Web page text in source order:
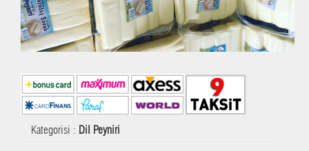
Kategorisi : Dil Peyniri